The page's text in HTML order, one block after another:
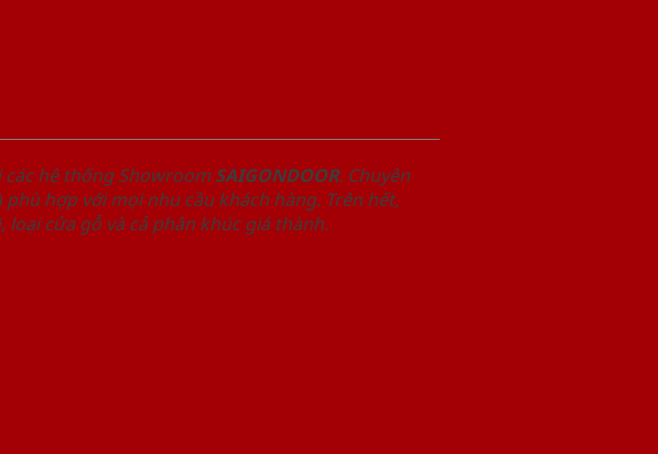
hệ thống Showroom SAIGONDOOR. Chuyên
hợp với mọi nhu cầu khách hàng. Trên hết,
loại cửa gỗ và cả phân khúc giá thành.